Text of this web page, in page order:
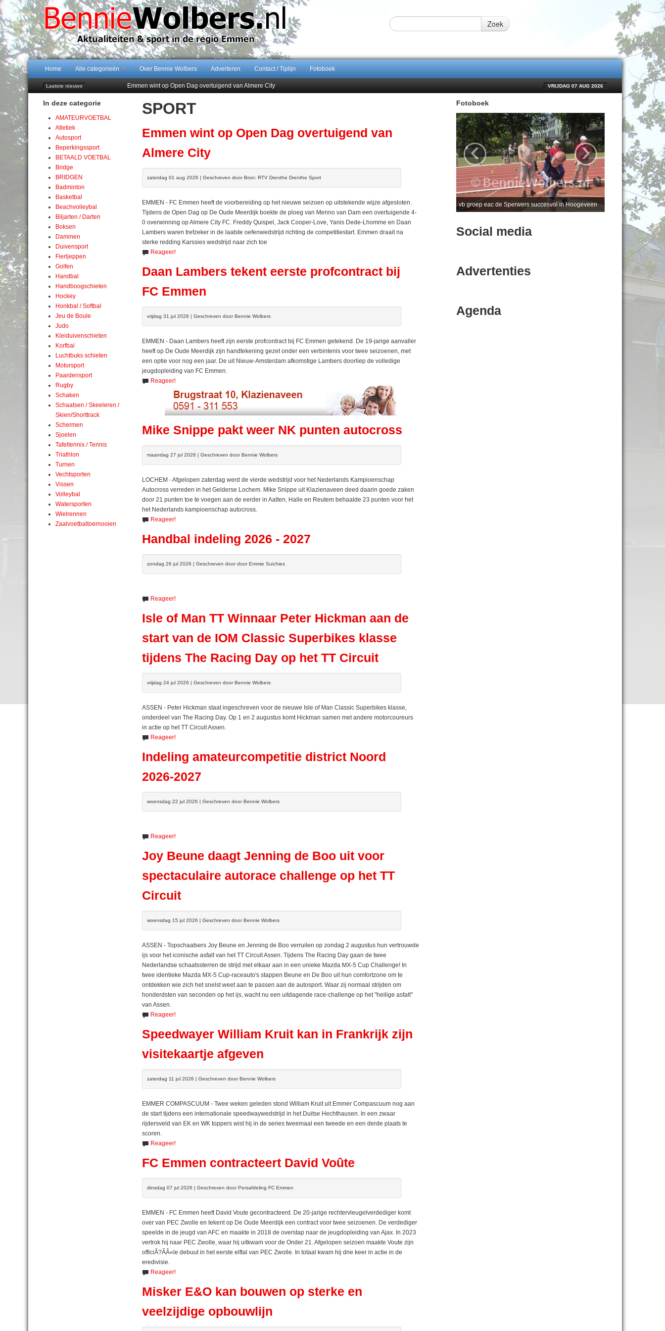
Zoek
Home Alle categorieën Over Bennie Wolbers Adverteren Contact / Tiplijn Fotoboek
Laatste nieuws
Emmen wint op Open Dag overtuigend van Almere City
Jubileumfeest 35 jaar De Amer
Hunzeloopwandeltocht keert op 19 september 2026 terug naar Zuidlaren
VRIJDAG 07 AUG 2026
In deze categorie
AMATEURVOETBAL
Atletiek
Autosport
Beperkingssport
BETAALD VOETBAL
Bridge
BRIDGEN
Badminton
Basketbal
Beachvolleybal
Biljarten / Darten
Boksen
Dammen
Duivensport
Fierljeppen
Golfen
Handbal
Handboogschieten
Hockey
Honkbal / Softbal
Jeu de Boule
Judo
Kleiduivenschieten
Korfbal
Luchtbuks schieten
Motorsport
Paardensport
Rugby
Schaken
Schaatsen / Skeeleren /
Skien/Shorttrack
Schermen
Sjoelen
Tafeltennis / Tennis
Triathlon
Turnen
Vechtsporten
Vissen
Volleybal
Watersporten
Wielrennen
Zaalvoetbaltoernooien
SPORT
Emmen wint op Open Dag overtuigend van
Almere City
zaterdag 01 aug 2026 | Geschreven door Bron: RTV Drenthe Drenthe Sport
EMMEN - FC Emmen heeft de voorbereiding op het nieuwe seizoen op uitstekende wijze afgesloten.
Tijdens de Open Dag op De Oude Meerdijk boekte de ploeg van Menno van Dam een overtuigende 4-
0 overwinning op Almere City FC. Freddy Quispel, Jack Cooper-Love, Yanis Dede-Lhomme en Daan
Lambers waren trefzeker in de laatste oefenwedstrijd richting de competitiestart. Emmen draait na
sterke redding Karssies wedstrijd naar zich toe
Reageer!
Daan Lambers tekent eerste profcontract bij
FC Emmen
vrijdag 31 jul 2026 | Geschreven door Bennie Wolbers
EMMEN - Daan Lambers heeft zijn eerste profcontract bij FC Emmen getekend. De 19-jarige aanvaller
heeft op De Oude Meerdijk zijn handtekening gezet onder een verbintenis voor twee seizoenen, met
een optie voor nog een jaar. De uit Nieuw-Amsterdam afkomstige Lambers doorliep de volledige
jeugdopleiding van FC Emmen.
Reageer!
Mike Snippe pakt weer NK punten autocross
maandag 27 jul 2026 | Geschreven door Bennie Wolbers
LOCHEM - Afgelopen zaterdag werd de vierde wedstrijd voor het Nederlands Kampioenschap
Autocross verreden in het Gelderse Lochem. Mike Snippe uit Klazienaveen deed daarin goede zaken
door 21 punten toe te voegen aan de eerder in Aalten, Halle en Reutem behaalde 23 punten voor het
het Nederlands kampioenschap autocross.
Reageer!
Handbal indeling 2026 - 2027
zondag 26 jul 2026 | Geschreven door door Emmie Suichies
Reageer!
Isle of Man TT Winnaar Peter Hickman aan de
start van de IOM Classic Superbikes klasse
tijdens The Racing Day op het TT Circuit
vrijdag 24 jul 2026 | Geschreven door Bennie Wolbers
ASSEN - Peter Hickman staat ingeschreven voor de nieuwe Isle of Man Classic Superbikes klasse,
onderdeel van The Racing Day. Op 1 en 2 augustus komt Hickman samen met andere motorcoureurs
in actie op het TT Circuit Assen.
Reageer!
Indeling amateurcompetitie district Noord
2026-2027
woensdag 22 jul 2026 | Geschreven door Bennie Wolbers
Reageer!
Joy Beune daagt Jenning de Boo uit voor
spectaculaire autorace challenge op het TT
Circuit
woensdag 15 jul 2026 | Geschreven door Bennie Wolbers
ASSEN - Topschaatsers Joy Beune en Jenning de Boo verruilen op zondag 2 augustus hun vertrouwde
ijs voor het iconische asfalt van het TT Circuit Assen. Tijdens The Racing Day gaan de twee
Nederlandse schaatssterren de strijd met elkaar aan in een unieke Mazda MX-5 Cup Challenge! In
twee identieke Mazda MX-5 Cup-raceauto's stappen Beune en De Boo uit hun comfortzone om te
ontdekken wie zich het snelst weet aan te passen aan de autosport. Waar zij normaal strijden om
honderdsten van seconden op het ijs, wacht nu een uitdagende race-challenge op het "heilige asfalt"
van Assen.
Reageer!
Speedwayer William Kruit kan in Frankrijk zijn
visitekaartje afgeven
zaterdag 11 jul 2026 | Geschreven door Bennie Wolbers
EMMER COMPASCUUM - Twee weken geleden stond William Kruit uit Emmer Compascuum nog aan
de start tijdens een internationale speedwaywedstrijd in het Duitse Hechthausen. In een zwaar
rijdersveld van EK en WK toppers wist hij in de series tweemaal een tweede en een derde plaats te
scoren.
Reageer!
FC Emmen contracteert David Voûte
dinsdag 07 jul 2026 | Geschreven door Persafdeling FC Emmen
EMMEN - FC Emmen heeft David Voute gecontracteerd. De 20-jarige rechtervleugelverdediger komt
over van PEC Zwolle en tekent op De Oude Meerdijk een contract voor twee seizoenen. De verdediger
speelde in de jeugd van AFC en maakte in 2018 de overstap naar de jeugdopleiding van Ajax. In 2023
vertrok hij naar PEC Zwolle, waar hij uitkwam voor de Onder 21. Afgelopen seizoen maakte Voute zijn
officiÃ?ÃÂ«le debuut in het eerste elftal van PEC Zwolle. In totaal kwam hij drie keer in actie in de
eredivisie.
Reageer!
Misker E&O kan bouwen op sterke en
veelzijdige opbouwlijn
Fotoboek
vb groep eac de Sperwers succesvol in Hoogeveen
‹ ›
Social media
Advertenties
Agenda